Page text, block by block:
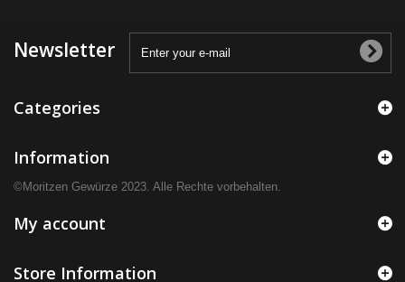
Newsletter
Categories
Information
©Moritzen Gewürze 2023. Alle Rechte vorbehalten.
My account
Store Information